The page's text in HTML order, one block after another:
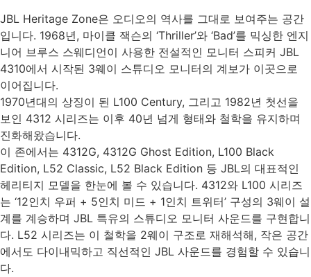
JBL Heritage Zone은 오디오의 역사를 그대로 보여주는 공간
입니다. 1968년, 마이클 잭슨의 ‘Thriller’와 ‘Bad’를 믹싱한 엔지
니어 브루스 스웨디언이 사용한 전설적인 모니터 스피커 JBL
4310에서 시작된 3웨이 스튜디오 모니터의 계보가 이곳으로
이어집니다.
1970년대의 상징이 된 L100 Century, 그리고 1982년 첫선을
보인 4312 시리즈는 이후 40년 넘게 형태와 철학을 유지하며
진화해왔습니다.
이 존에서는 4312G, 4312G Ghost Edition, L100 Black
Edition, L52 Classic, L52 Black Edition 등 JBL의 대표적인
헤리티지 모델을 한눈에 볼 수 있습니다. 4312와 L100 시리즈
는 ‘12인치 우퍼 + 5인치 미드 + 1인치 트위터’ 구성의 3웨이 설
계를 계승하며 JBL 특유의 스튜디오 모니터 사운드를 구현합니
다. L52 시리즈는 이 철학을 2웨이 구조로 재해석해, 작은 공간
에서도 다이내믹하고 직선적인 JBL 사운드를 경험할 수 있습니
다.